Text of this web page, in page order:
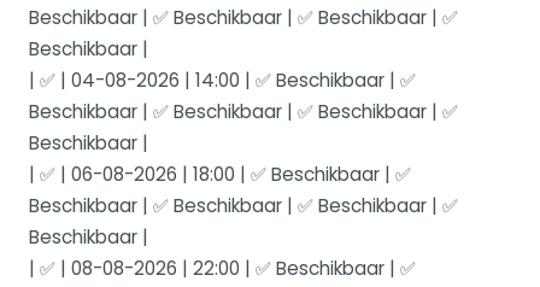
Beschikbaar | ✅ Beschikbaar | ✅ Beschikbaar | ✅
Beschikbaar |
| ✅ | 04-08-2026 | 14:00 | ✅ Beschikbaar | ✅
Beschikbaar | ✅ Beschikbaar | ✅ Beschikbaar | ✅
Beschikbaar |
| ✅ | 06-08-2026 | 18:00 | ✅ Beschikbaar | ✅
Beschikbaar | ✅ Beschikbaar | ✅ Beschikbaar | ✅
Beschikbaar |
| ✅ | 08-08-2026 | 22:00 | ✅ Beschikbaar | ✅